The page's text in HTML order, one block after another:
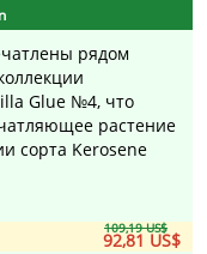
рядом
Glue №4, что
растение
сорта Kerosene
109,19 US$
92,81 US$